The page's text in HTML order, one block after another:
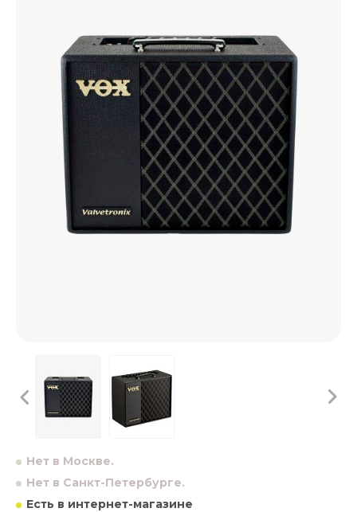
Нет в Москве.
Нет в Санкт-Петербурге.
Есть в интернет-магазине